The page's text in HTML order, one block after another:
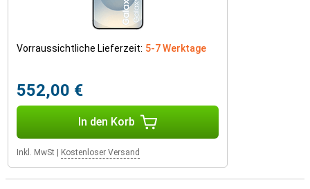
Vorraussichtliche Lieferzeit: 5-7 Werktage
552,00 €
In den Korb
Inkl. MwSt Kostenloser Versand